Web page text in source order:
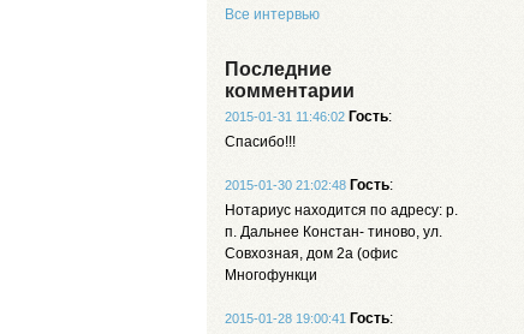
Все интервью
Последние
комментарии
2015-01-31 11:46:02 Гость:
Спасибо!!!
2015-01-30 21:02:48 Гость:
Нотариус находится по адресу: р.
п. Дальнее Констан- тиново, ул.
Совхозная, дом 2а (офис
Многофункци
2015-01-28 19:00:41 Гость: